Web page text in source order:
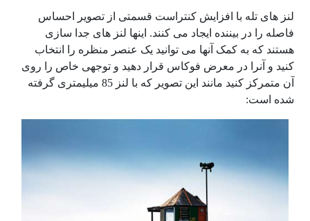
لنز های تله با افزایش کنتراست قسمتی از تصویر احساس
فاصله را در بیننده ایجاد می کنند. اینها لنز های جدا سازی
هستند که به کمک آنها می توانید یک عنصر منظره را انتخاب
کنید و آنرا در معرض فوکاس قرار دهید و توجهی خاص را روی
آن متمرکز کنید مانند این تصویر که با لنز 85 میلیمتری گرفته
شده است: